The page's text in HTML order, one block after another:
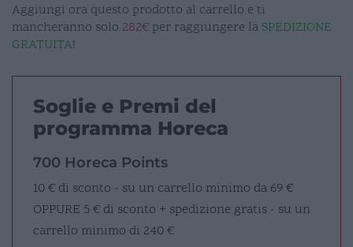
Aggiungi ora questo prodotto al carrello e ti
mancheranno solo 282€ per raggiungere la SPEDIZIONE
GRATUITA!
Soglie e Premi del
programma Horeca
700 Horeca Points
10 € di sconto - su un carrello minimo da 69 €
OPPURE 5 € di sconto + spedizione gratis - su un
carrello minimo di 240 €